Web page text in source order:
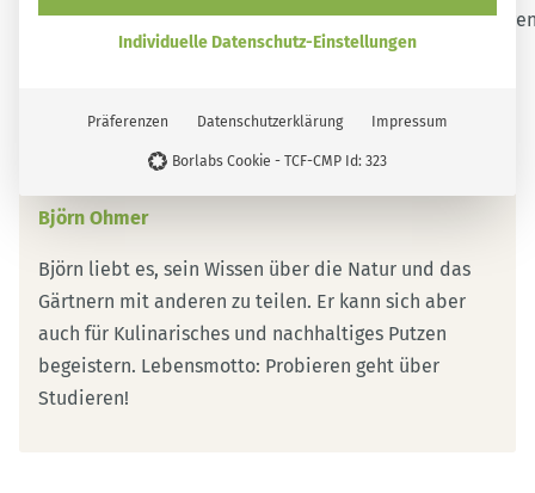
Über mich
Björn Ohmer
Björn liebt es, sein Wissen über die Natur und das
Gärtnern mit anderen zu teilen. Er kann sich aber
auch für Kulinarisches und nachhaltiges Putzen
begeistern. Lebensmotto: Probieren geht über
Studieren!
Individuelle Datenschutz-Einstellungen
Präferenzen Datenschutzerklärung Impressum
Borlabs Cookie - TCF-CMP Id: 323